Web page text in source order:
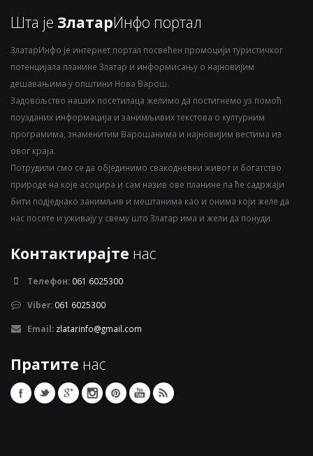
Шта је ЗлатарИнфо портал
ЗлатарИнфо је интернет портал посвећен промоцији туристичког
потенцијала планине Златар и информисању о најновијим
дешавањима у општини Нова Варош.
Задовољство наших посетилаца желимо да постигнемо уз помоћ
поузданих информација и занимљивих текстова о културним
програмима, знаменитим Варошанима и најновијим вестима из
овог краја.
Потрудили смо се да објединимо свакодневни живот и богатство
природе на које асоцира и сам назив ове планине па ће садржаји
бити подједнако занимљив и мештанима као и онима који желе да
нас посете и уживају у свему што Златар има и жели да понуди.
Контактирајте нас
Телефон: 061 6025300
Viber: 061 6025300
Email: zlatarinfo@gmail.com
Пратите нас